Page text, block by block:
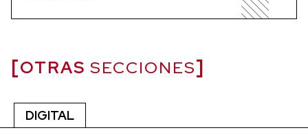
OTRAS SECCIONES
DIGITAL